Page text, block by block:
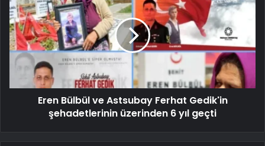
Eren Bülbül ve Astsubay Ferhat Gedik'in
şehadetlerinin üzerinden 6 yıl geçti